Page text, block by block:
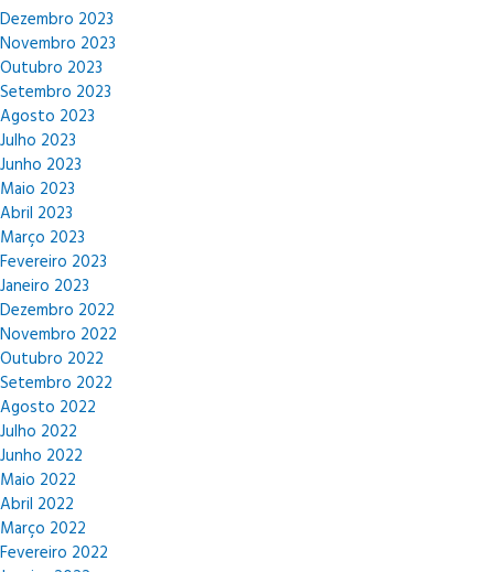
Dezembro 2023
Novembro 2023
Outubro 2023
Setembro 2023
Agosto 2023
Julho 2023
Junho 2023
Maio 2023
Abril 2023
Março 2023
Fevereiro 2023
Janeiro 2023
Dezembro 2022
Novembro 2022
Outubro 2022
Setembro 2022
Agosto 2022
Julho 2022
Junho 2022
Maio 2022
Abril 2022
Março 2022
Fevereiro 2022